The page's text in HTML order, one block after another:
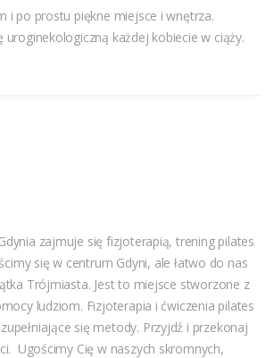
i po prostu piękne miejsce i wnętrza.
uroginekologiczną każdej kobiecie w ciąży.
zajmuje się fizjoterapią, trening pilates
się w centrum Gdyni, ale łatwo do nas
Trójmiasta. Jest to miejsce stworzone z
ludziom. Fizjoterapia i ćwiczenia pilates
się metody. Przyjdź i przekonaj
Ugościmy Cię w naszych skromnych,